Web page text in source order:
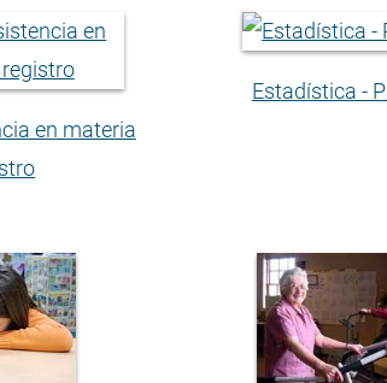
en materia
Estadística -